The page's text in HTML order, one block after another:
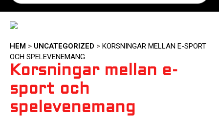
HEM > UNCATEGORIZED > KORSNINGAR MELLAN E-SPORT
OCH SPELEVENEMANG
Korsningar mellan e-
sport och
spelevenemang